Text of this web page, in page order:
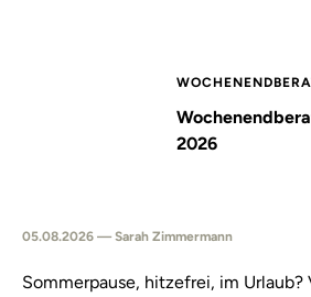
2026
05.08.2026 — Sarah Zimmermann
Sommerpause, hitzefrei, im Urlaub?